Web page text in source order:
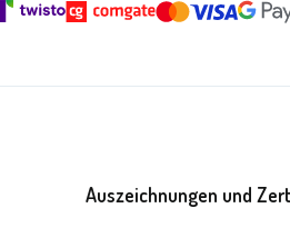
Auszeichnungen und